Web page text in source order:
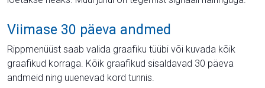
Viimase 30 päeva andmed
Rippmenüüst saab valida graafiku tüübi või kuvada kõik
graafikud korraga. Kõik graafikud sisaldavad 30 päeva
andmeid ning uuenevad kord tunnis.